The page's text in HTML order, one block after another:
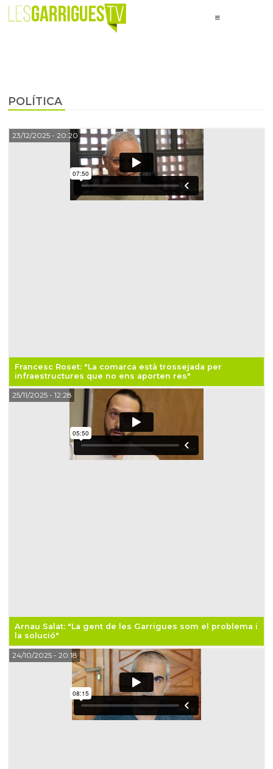
POLÍTICA
Francesc Roset: "La comarca està trossejada per
infraestructures que no ens aporten res"
23/12/2025- 20:20
Arnau Salat: "La gent de les Garrigues som el problema i
la solució"
25/11/2025- 12:28
24/10/2025- 20:18